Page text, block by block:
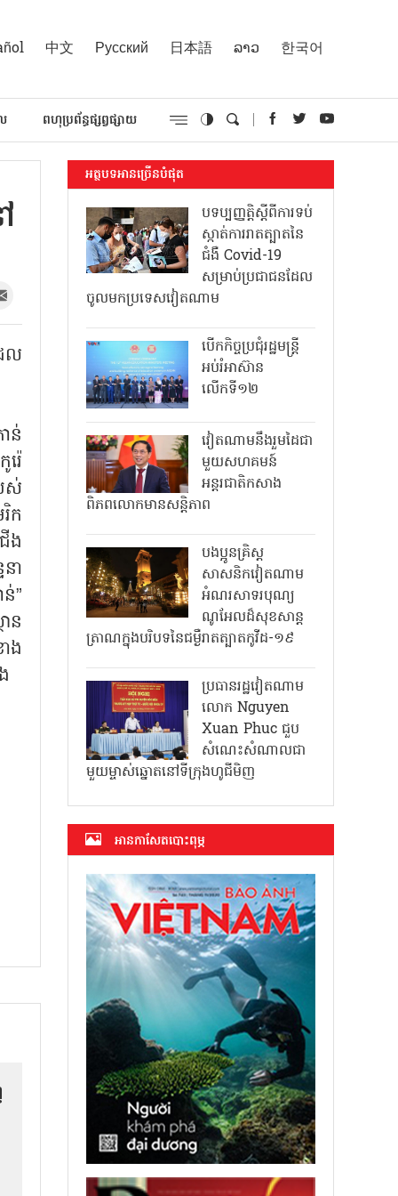
中文 Русский 日本語 ລາວ 한국어
ពហុប្រព័ន្ធផ្សព្វផ្សាយ
ល
ន់
េ
ស់
ក
ង
ា
”
ន
ង
អត្ថបទអានច្រើនបំផុត
បទប្បញ្ញត្តិស្តីពីការទប់
ស្កាត់ការរាតត្បាតនៃ
ជំងឺ Covid-19
សម្រាប់ប្រជាជនដែល
ចូលមកប្រទេសវៀតណាម
បើកកិច្ចប្រជុំរដ្ឋមន្ត្រី
អប់រំអាស៊ាន
លើកទី១២
វៀតណាមនឹងរួមដៃជា
មួយសហគមន៍
អន្តរជាតិកសាង
ពិភពលោកមានសន្តិភាព
បងប្អូនគ្រិស្ត
សាសនិកវៀតណាម
អំណរសាទរបុណ្យ
ណូអែលដ៏សុខសាន្ត
ត្រាណក្នុងបរិបទនៃជម្ងឺរាតត្បាតកូវីដ-១៩
ប្រធានរដ្ឋវៀតណាម
លោក Nguyen
Xuan Phuc ជួប
សំណេះសំណាលជា
មួយម្ចាស់ឆ្នោតនៅទីក្រុងហូជីមិញ
អាន​កាសែត​បោះពុម្ភ